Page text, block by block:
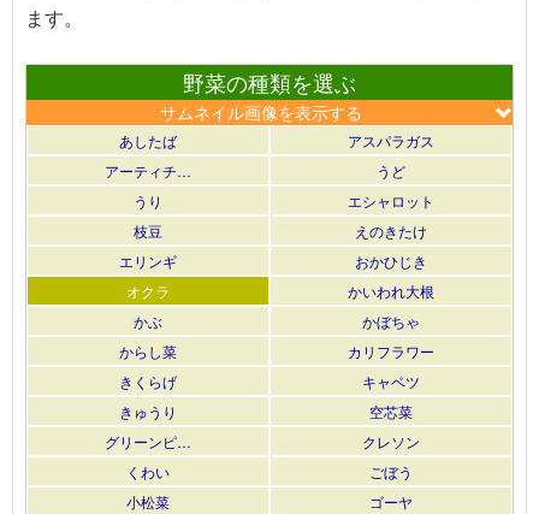
ます。
野菜の種類を選ぶ
サムネイル画像を表示する
あしたば
アスパラガス
アーティチ…
うど
うり
エシャロット
枝豆
えのきたけ
エリンギ
おかひじき
オクラ
かいわれ大根
かぶ
かぼちゃ
からし菜
カリフラワー
きくらげ
キャベツ
きゅうり
空芯菜
グリーンピ…
クレソン
くわい
ごぼう
小松菜
ゴーヤ